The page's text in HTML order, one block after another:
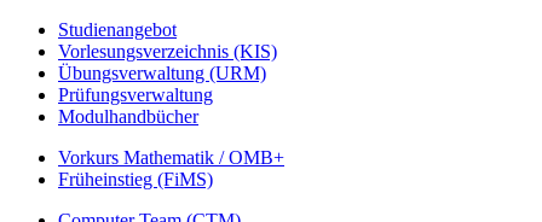
Studienangebot
Vorlesungsverzeichnis (KIS)
Übungsverwaltung (URM)
Prüfungsverwaltung
Modulhandbücher
Vorkurs Mathematik / OMB+
Früheinstieg (FiMS)